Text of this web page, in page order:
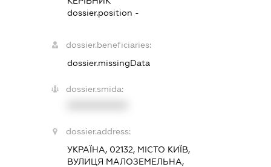
dossier.position -
dossier.beneficiaries:
dossier.missingData
dossier.smida:
dossier.address:
УКРАЇНА, 02132, МІСТО КИЇВ,
ВУЛИЦЯ МАЛОЗЕМЕЛЬНА,